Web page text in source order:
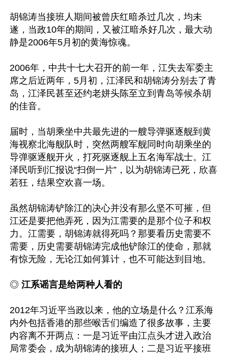
胡锦涛当接班人期间被曾庆红暗杀过几次，均未
遂，当政10年的期间，又被江暗杀好几次，最大动
静是2006年5月初的黄海惊魂。
2006年，中共十七大召开的前一年，江失去军委主
席之后近两年，5月初，江泽民和胡锦涛分别去了青
岛，江泽民甚至还约老姘头陈至立到青岛等候杀胡
的佳音。
届时，当胡乘坐中共最先进的一艘导弹驱逐舰到黄
海视察北海舰队时，突然两艘军舰同时向胡乘坐的
导弹驱逐舰开火，打死驱逐舰上五名海军战士。江
泽民听到汇报说“扫倒一片”，以为胡锦涛已死，欣喜
若狂，结果空欢喜一场。
虽然胡锦涛铲除江的决心并没有那么坚不可摧，但
江还是要把他弄死，因为江需要的是那个位子和权
力。江需要，胡锦涛就得死吗？那要看历史需要不
需要，历史需要胡锦涛完成他铲除江的使命，那就
有惊无险，无论江如何算计，也不可能达到目地。
◎ 江系谣言是给两种人看的
2012年习近平当政以来，他的立场是什么？江系海
内外包括香港的那些喉舌们编造了很多故事，主要
内容离不开两点：一是习近平由江点头才进入政治
局常委会，成为胡锦涛的接班人；二是习近平接班